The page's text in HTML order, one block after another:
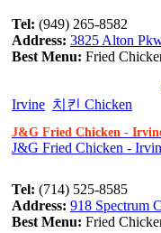
Tel: (949) 265-8582
Address: 3825 Alton
Best Menu: Fried
Irvine 치킨 Chicken
J&G Fried Chicken -
J&G Fried Chicken -
Tel: (714) 525-8585
Address: 918 Spectrum
Best Menu: Fried